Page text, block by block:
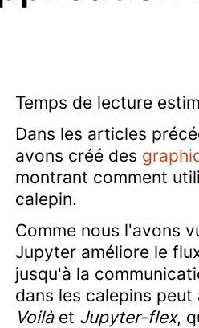
Temps de lecture
Dans les articles
avons créé des
montrant comment
calepin.
Comme nous l'avons
Jupyter améliore le
jusqu'à la
dans les calepins
Voilàet Jupyter-flex,